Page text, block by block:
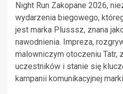
Night Run Zakopane 2026,
wydarzenia biegowego,
jest marka Plusssz, znana
nawodnienia. Impreza,
malowniczym otoczeniu Tatr,
uczestników i stanie się
kampanii komunikacyjnej